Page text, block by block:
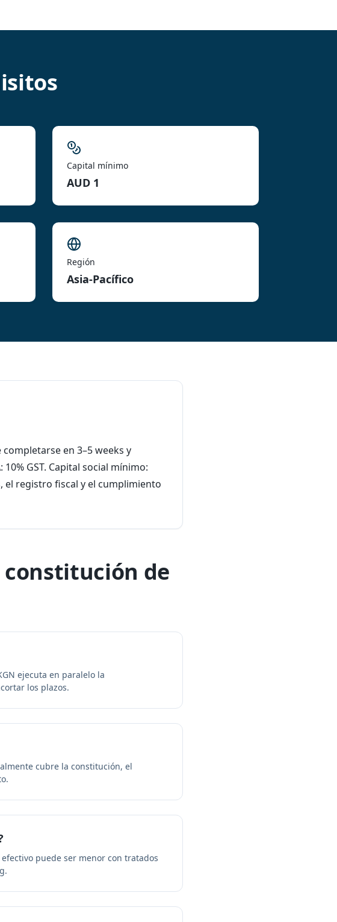
Capital mínimo
AUD 1
Región
Asia-Pacífico
en 3–5 weeks y
GST. Capital social mínimo:
el registro fiscal y el cumplimiento
constitución de
ejecuta en paralelo la
los plazos.
cubre la constitución, el
puede ser menor con tratados